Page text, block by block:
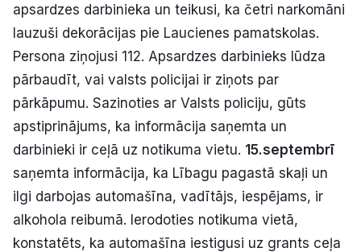
apsardzes darbinieka un teikusi, ka četri narkomāni
lauzuši dekorācijas pie Laucienes pamatskolas.
Persona ziņojusi 112. Apsardzes darbinieks lūdza
pārbaudīt, vai valsts policijai ir ziņots par
pārkāpumu. Sazinoties ar Valsts policiju, gūts
apstiprinājums, ka informācija saņemta un
darbinieki ir ceļā uz notikuma vietu. 15.septembrī
saņemta informācija, ka Lībagu pagastā skaļi un
ilgi darbojas automašīna, vadītājs, iespējams, ir
alkohola reibumā. Ierodoties notikuma vietā,
konstatēts, ka automašīna iestigusi uz grants ceļa